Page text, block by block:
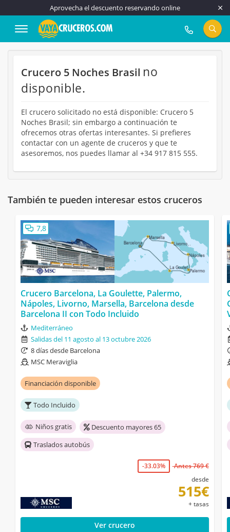
Aprovecha el descuento reservando online
917 815 555
Crucero 5 Noches Brasil no
disponible.
El crucero solicitado no está disponible: Crucero 5
Noches Brasil; sin embargo a continuación te
ofrecemos otras ofertas interesantes. Si prefieres
contactar con un agente de cruceros y que te
asesoremos, nos puedes llamar al +34 917 815 555.
También te pueden interesar estos cruceros
7,8
Crucero Barcelona, La Goulette, Palermo,
Nápoles, Livorno, Marsella, Barcelona desde
Barcelona II con Todo Incluido
Mediterráneo
Salidas del 11 agosto al 13 octubre 2026
8 días desde Barcelona
MSC Meraviglia
Financiación disponible
Todo Incluido
Niños gratis
Descuento mayores 65
Traslados autobús
-33.03%
Antes 769 €
desde
515€
+ tasas
Ver crucero